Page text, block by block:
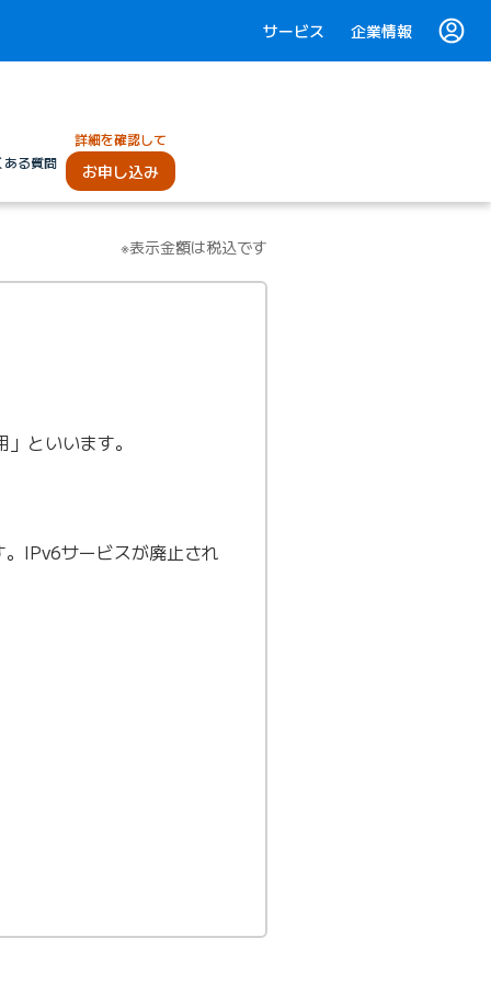
サービス 企業情報
ある質問
詳細を確認して
お申し込み
※表示金額は税込です
といいます。
IPv6サービスが廃⽌され